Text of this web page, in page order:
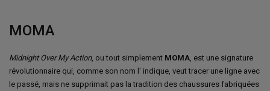
MOMA
Midnight Over My Action, ou tout simplement MOMA , est une signature
révolutionnaire qui, comme son nom l' indique, veut tracer une ligne avec
le passé, mais ne supprimait pas la tradition des chaussures fabriquées